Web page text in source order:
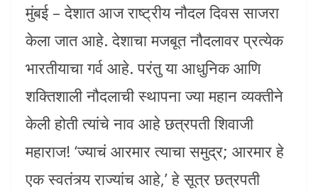
मुंबई – देशात आज राष्ट्रीय नौदल दिवस साजरा
केला जात आहे. देशाचा मजबूत नौदलावर प्रत्येक
भारतीयाचा गर्व आहे. परंतु या आधुनिक आणि
शक्तिशाली नौदलाची स्थापना ज्या महान व्यक्तीने
केली होती त्यांचे नाव आहे छत्रपती शिवाजी
महाराज! ‘ज्याचं आरमार त्याचा समुद्र; आरमार हे
एक स्वतंत्र्य राज्यांच आहे,’ हे सूत्र छत्रपती